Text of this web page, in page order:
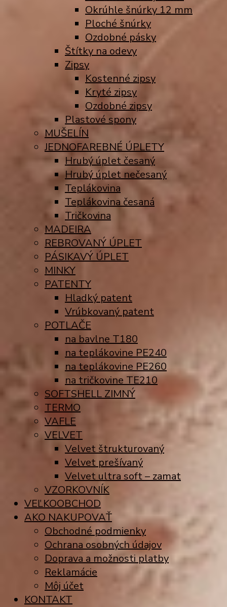
Okrúhle šnúrky 12 mm
Ploché šnúrky
Ozdobné pásky
Štítky na odevy
Zipsy
Kostenné zipsy
Kryté zipsy
Ozdobné zipsy
Plastové spony
MUŠELÍN
JEDNOFAREBNÉ ÚPLETY
Hrubý úplet česaný
Hrubý úplet nečesaný
Teplákovina
Teplákovina česaná
Tričkovina
MADEIRA
REBROVANÝ ÚPLET
PÁSIKAVÝ ÚPLET
MINKY
PATENTY
Hladký patent
Vrúbkovaný patent
POTLAČE
na bavlne T180
na teplákovine PE240
na teplákovine PE260
na tričkovine TE210
SOFTSHELL ZIMNÝ
TERMO
VAFLE
VELVET
Velvet štrukturovaný
Velvet prešívaný
Velvet ultra soft – zamat
VZORKOVNÍK
VEĽKOOBCHOD
AKO NAKUPOVAŤ
Obchodné podmienky
Ochrana osobných údajov
Doprava a možnosti platby
Reklamácie
Môj účet
KONTAKT